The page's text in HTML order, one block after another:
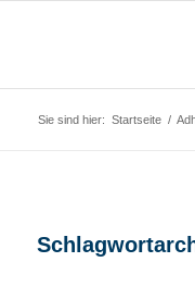
Sie sind hier: Startseite /